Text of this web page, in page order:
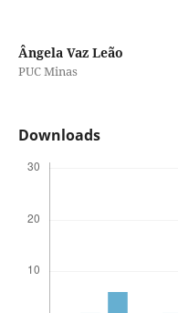
Ângela Vaz Leão
PUC Minas
Downloads